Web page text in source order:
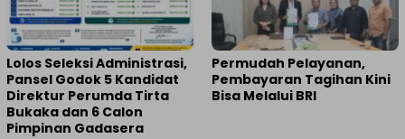
Lolos Seleksi Administrasi,
Pansel Godok 5 Kandidat
Direktur Perumda Tirta
Bukaka dan 6 Calon
Pimpinan Gadasera
Permudah Pelayanan,
Pembayaran Tagihan Kini
Bisa Melalui BRI